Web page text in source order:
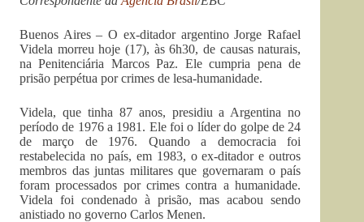
Buenos Aires – O ex-ditador argentino Jorge Rafael
Videla morreu hoje (17), às 6h30, de causas naturais,
na Penitenciária Marcos Paz. Ele cumpria pena de
prisão perpétua por crimes de lesa-humanidade.
Videla, que tinha 87 anos, presidiu a Argentina no
período de 1976 a 1981. Ele foi o líder do golpe de 24
de março de 1976. Quando a democracia foi
restabelecida no país, em 1983, o ex-ditador e outros
membros das juntas militares que governaram o país
foram processados por crimes contra a humanidade.
Videla foi condenado à prisão, mas acabou sendo
anistiado no governo Carlos Menen.